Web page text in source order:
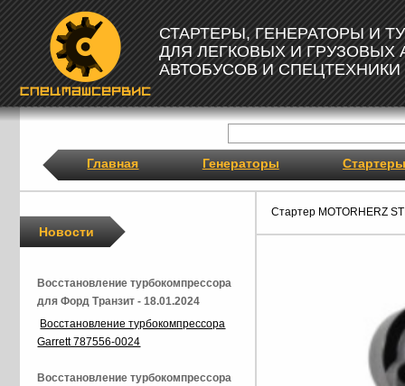
СТАРТЕРЫ, ГЕНЕРАТОРЫ И
ДЛЯ ЛЕГКОВЫХ И ГРУЗОВЫХ
АВТОБУСОВ И СПЕЦТЕХНИКИ
Главная Генераторы Стартеры
Стартер MOTORHERZ
Новости
Восстановление турбокомпрессора
для Форд Транзит - 18.01.2024
Восстановление турбокомпрессора
Garrett 787556-0024
Восстановление турбокомпрессора